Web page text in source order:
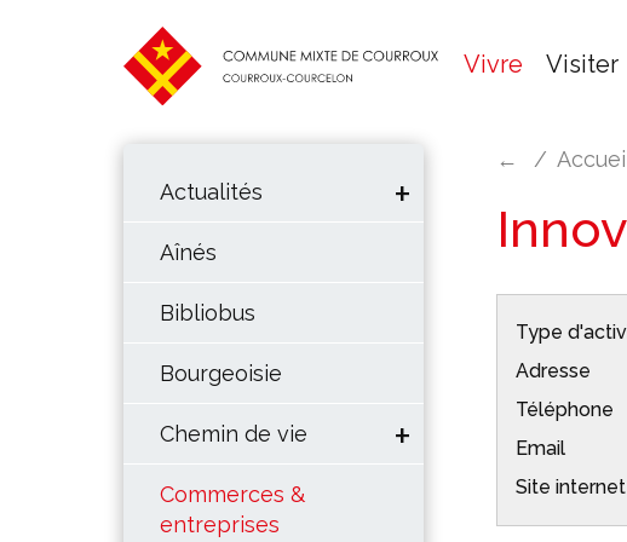
Vivre Visiter
Actualités
Aînés
Bibliobus
Bourgeoisie
Chemin de vie
Commerces &
entreprises
←
Type
Adresse
Téléphone
Email
Site internet